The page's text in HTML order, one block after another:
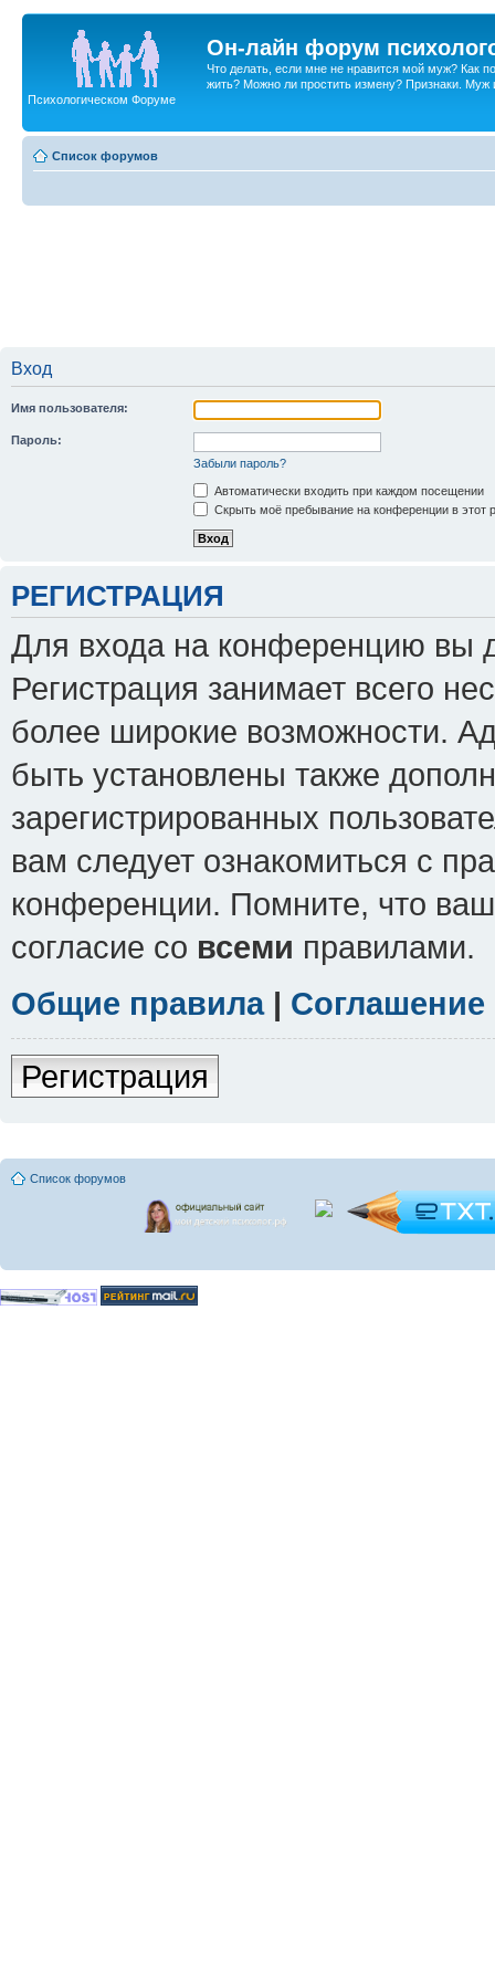
Он-лайн форум
Что делать, если мне не нравится мой муж? Как
жить? Можно ли простить измену? Признаки. Муж
Психологическом Форуме
Список форумов
Вход
Имя пользователя:
Пароль:
Забыли пароль?
Автоматически входить при каждом посещении
Скрыть моё пребывание на конференции в этот
РЕГИСТРАЦИЯ
Для входа на конференцию вы
Регистрация занимает всего
более широкие возможности.
быть установлены также
зарегистрированных
вам следует ознакомиться с
конференции. Помните, что
согласие со всеми правилами.
Общие правила|
Регистрация
Список форумов